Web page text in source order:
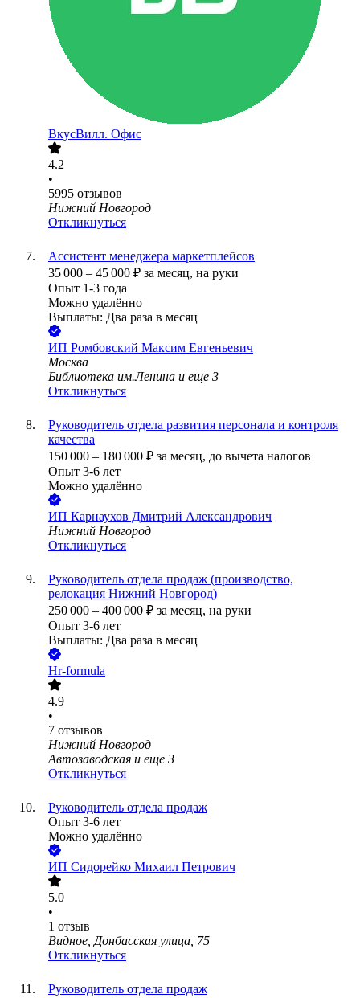
ВкусВилл. Офис
4.2
•
5995 отзывов
Нижний Новгород
Откликнуться
Ассистент менеджера маркетплейсов
35 000 – 45 000 ₽ за месяц, на руки
Опыт 1-3 года
Можно удалённо
Выплаты: Два раза в месяц
ИП Ромбовский Максим Евгеньевич
Москва
Библиотека им.Ленина и еще 3
Откликнуться
Руководитель отдела развития персонала и контроля
качества
150 000 – 180 000 ₽ за месяц, до вычета налогов
Опыт 3-6 лет
Можно удалённо
ИП Карнаухов Дмитрий Александрович
Нижний Новгород
Откликнуться
Руководитель отдела продаж (производство,
релокация Нижний Новгород)
250 000 – 400 000 ₽ за месяц, на руки
Опыт 3-6 лет
Выплаты: Два раза в месяц
Hr-formula
4.9
•
7 отзывов
Нижний Новгород
Автозаводская и еще 3
Откликнуться
Руководитель отдела продаж
Опыт 3-6 лет
Можно удалённо
ИП Сидорейко Михаил Петрович
5.0
•
1 отзыв
Видное, Донбасская улица, 75
Откликнуться
Руководитель отдела продаж